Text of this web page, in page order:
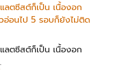
ลตซีสต์ก็เป็น เนื้องอก
อนไป 5 รอบก็ยังไม่ติด
ลตซีสต์ก็เป็น เนื้องอก